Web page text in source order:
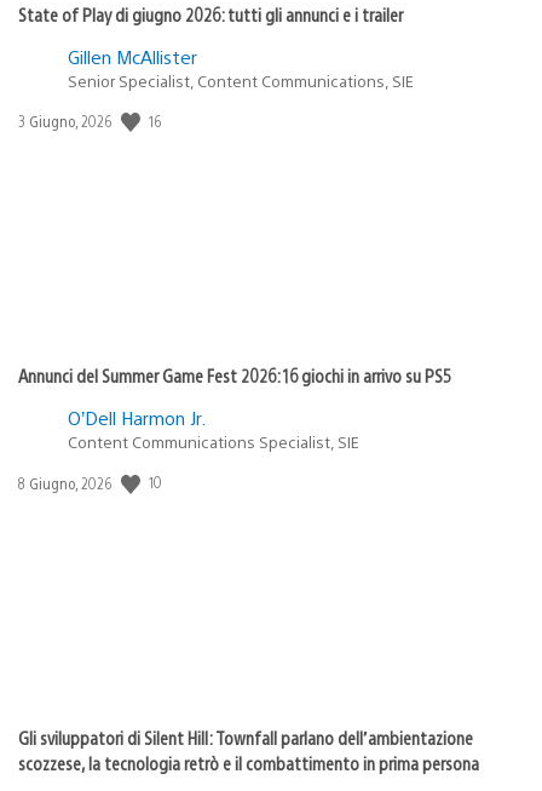
State of Play di giugno 2026: tutti gli annunci e i trailer
Gillen McAllister
Senior Specialist, Content Communications, SIE
Data
3 Giugno, 2026 16
Annunci del Summer Game Fest 2026: 16 giochi in arrivo su PS5
O’Dell Harmon Jr.
Content Communications Specialist, SIE
Data
8 Giugno, 2026 10
Gli sviluppatori di Silent Hill: Townfall parlano dell’ambientazione
scozzese, la tecnologia retrò e il combattimento in prima persona